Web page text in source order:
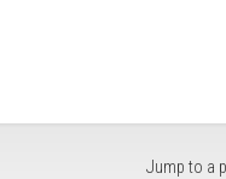
Jump to a